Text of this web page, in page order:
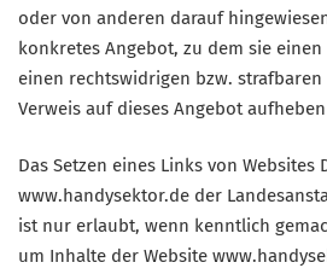
oder von anderen darauf
konkretes Angebot, zu dem sie
einen rechtswidrigen bzw.
Verweis auf dieses Angebot
Das Setzen eines Links von Websites
www.handysektor.de der
ist nur erlaubt, wenn kenntlich
um Inhalte der Website